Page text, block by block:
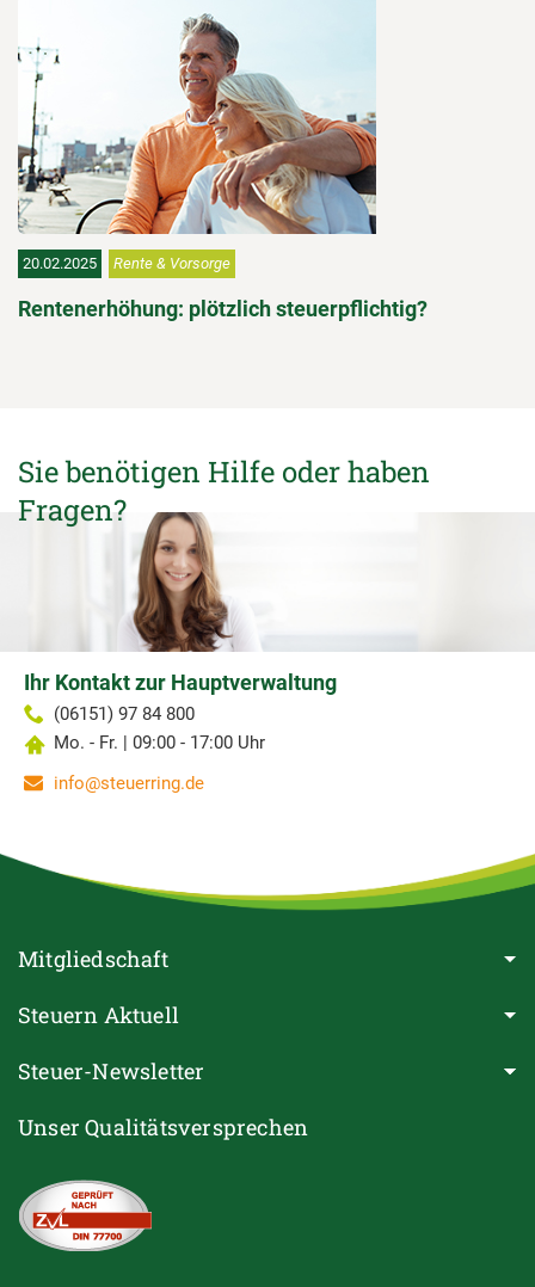
20.02.2025 Rente & Vorsorge
Rentenerhöhung: plötzlich steuerpflichtig?
Sie benötigen Hilfe oder haben
Fragen?
Ihr Kontakt zur Hauptverwaltung
(06151) 97 84 800
Mo. - Fr. | 09:00 - 17:00 Uhr
info@steuerring.de
Mitgliedschaft
Steuern Aktuell
Steuer-Newsletter
Unser Qualitätsversprechen